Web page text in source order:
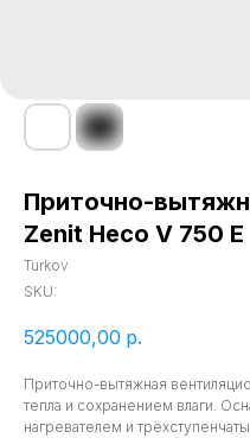
Приточно-
Zenit Heco V 750 E
Turkov
SKU:
525000,00 р.
Приточно-вытяжная
тепла и сохранением влаги.
нагревателем и